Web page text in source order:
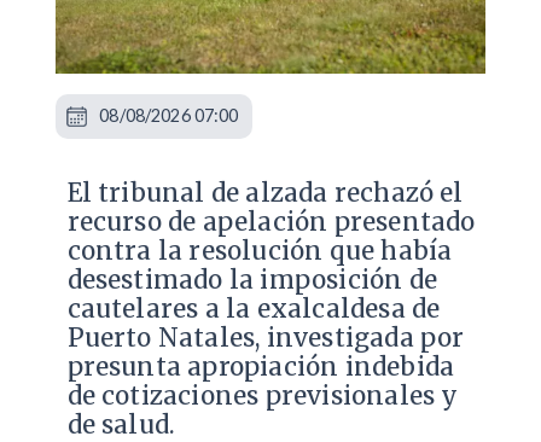
​El tribunal de alzada rechazó el
recurso de apelación presentado
contra la resolución que había
desestimado la imposición de
cautelares a la exalcaldesa de
Puerto Natales, investigada por
presunta apropiación indebida
de cotizaciones previsionales y
de salud.
08/08/2026 07:00